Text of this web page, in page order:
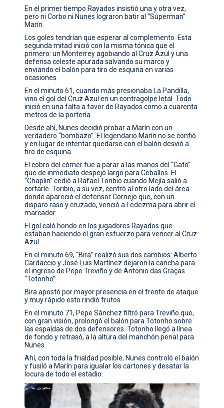
En el primer tiempo Rayados insistió una y otra vez,
pero ni Corbo ni Nunes lograron batir al “Súperman”
Marín.
Los goles tendrían que esperar al complemento. Esta
segunda mitad inició con la misma tónica que el
primero: un Monterrey agobiando al Cruz Azul y una
defensa celeste apurada salvando su marco y
enviando el balón para tiro de esquina en varias
ocasiones.
En el minuto 61, cuando más presionaba La Pandilla,
vino el gol del Cruz Azul en un contragolpe letal. Todo
inició en una falta a favor de Rayados como a cuarenta
metros de la portería.
Desde ahí, Nunes decidió probar a Marín con un
verdadero “bombazo”. El legendario Marín no se confió
y en lugar de intentar quedarse con el balón desvió a
tiro de esquina.
El cobro del córner fue a parar a las manos del “Gato”
que de inmediato despejó largo para Ceballos. El
“Chaplin” cedió a Rafael Toribio cuando Mejía salió a
cortarle. Toribio, a su vez, centró al otro lado del área
donde apareció el defensor Cornejo que, con un
disparo raso y cruzado, venció a Ledezma para abrir el
marcador.
El gol caló hondo en los jugadores Rayados que
estaban haciendo el gran esfuerzo para vencer al Cruz
Azul.
En el minuto 69, “Bira” realizó sus dos cambios: Alberto
Cardaccio y José Luis Martínez dejaron la cancha para
el ingreso de Pepe Treviño y de Antonio das Graças
“Totonho”.
Bira apostó por mayor presencia en el frente de ataque
y muy rápido esto rindió frutos.
En el minuto 71, Pepe Sánchez filtró para Treviño que,
con gran visión, prolongó el balón para Totonho sobre
las espaldas de dos defensores. Totonho llegó a línea
de fondo y retrasó, a la altura del manchón penal para
Nunes.
Ahí, con toda la frialdad posible, Nunes controló el balón
y fusiló a Marín para igualar los cartones y desatar la
locura de todo el estadio.